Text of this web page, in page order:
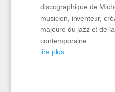
discographique de
musicien, inventeur,
majeure du jazz et de
contemporaine.
lire plus